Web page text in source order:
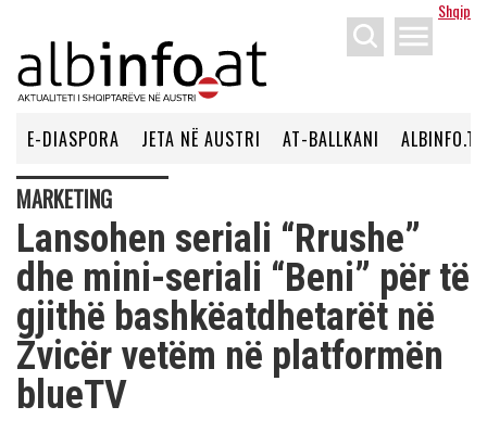
Shqip
menu
E-DIASPORA JETA NË AUSTRI AT-BALLKANI ALBINFO.TV
MARKETING
Lansohen seriali “Rrushe”
dhe mini-seriali “Beni” për të
gjithë bashkëatdhetarët në
Zvicër vetëm në platformën
blueTV